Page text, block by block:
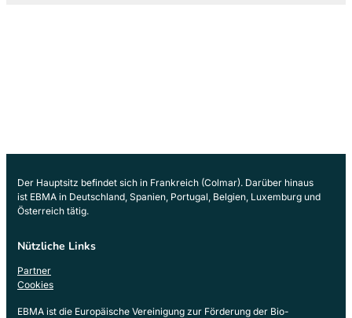
Der Hauptsitz befindet sich in Frankreich (Colmar). Darüber hinaus
ist EBMA in Deutschland, Spanien, Portugal, Belgien, Luxemburg und
Österreich tätig.
Nützliche Links
Partner
Cookies
EBMA ist die Europäische Vereinigung zur Förderung der Bio-